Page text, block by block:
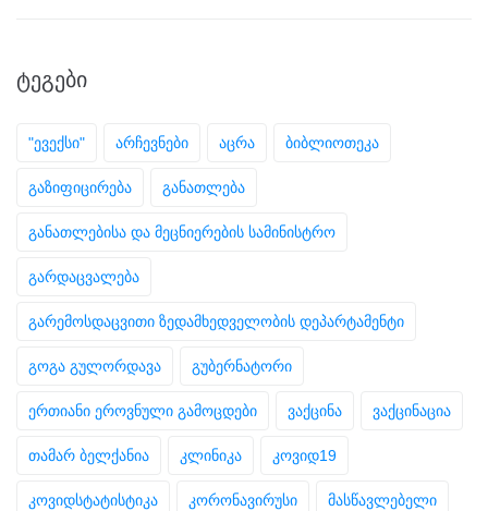
ᲢᲔᲒᲔᲑᲘ
"ევექსი" არჩევნები აცრა ბიბლიოთეკა
გაზიფიცირება განათლება
განათლებისა და მეცნიერების სამინისტრო
გარდაცვალება
გარემოსდაცვითი ზედამხედველობის დეპარტამენტი
გოგა გულორდავა გუბერნატორი
ერთიანი ეროვნული გამოცდები ვაქცინა ვაქცინაცია
თამარ ბელქანია კლინიკა კოვიდ19
კოვიდსტატისტიკა კორონავირუსი მასწავლებელი